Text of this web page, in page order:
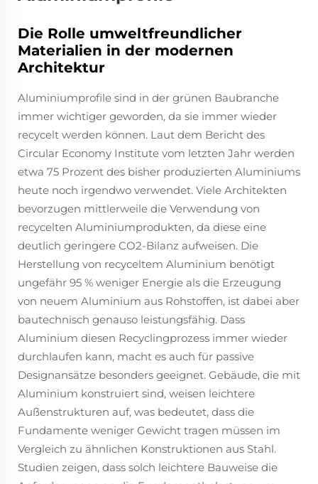
Die Rolle umweltfreundlicher
Materialien in der modernen
Architektur
Aluminiumprofile sind in der grünen Baubranche
immer wichtiger geworden, da sie immer wieder
recycelt werden können. Laut dem Bericht des
Circular Economy Institute vom letzten Jahr werden
etwa 75 Prozent des bisher produzierten Aluminiums
heute noch irgendwo verwendet. Viele Architekten
bevorzugen mittlerweile die Verwendung von
recycelten Aluminiumprodukten, da diese eine
deutlich geringere CO2-Bilanz aufweisen. Die
Herstellung von recyceltem Aluminium benötigt
ungefähr 95 % weniger Energie als die Erzeugung
von neuem Aluminium aus Rohstoffen, ist dabei aber
bautechnisch genauso leistungsfähig. Dass
Aluminium diesen Recyclingprozess immer wieder
durchlaufen kann, macht es auch für passive
Designansätze besonders geeignet. Gebäude, die mit
Aluminium konstruiert sind, weisen leichtere
Außenstrukturen auf, was bedeutet, dass die
Fundamente weniger Gewicht tragen müssen im
Vergleich zu ähnlichen Konstruktionen aus Stahl.
Studien zeigen, dass solch leichtere Bauweise die